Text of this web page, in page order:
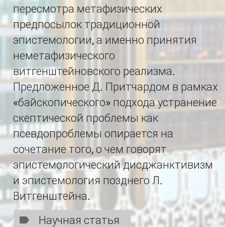
пересмотра метафизических
предпосылок традиционной
эпистемологии, а именно принятия
неметафизического
витгенштейновского реализма.
Предложенное Д. Притчардом в рамках
«байскопического» подхода устранение
скептической проблемы как
псевдопроблемы опирается на
сочетание того, о чем говорят
эпистемологический дисджанктивизм
и эпистемология позднего Л.
Витгенштейна.
Научная статья